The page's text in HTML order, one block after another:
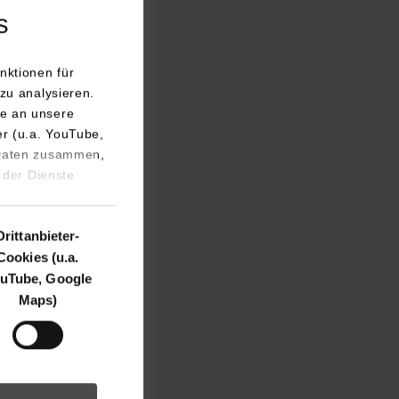
für
analysieren.
an unsere
(u.a. YouTube,
zusammen,
Dienste
(u.a.
Google
Maps)
Joachim
an der Fakultät
Dozenten
von
Center
vollständigen
ein breites
die